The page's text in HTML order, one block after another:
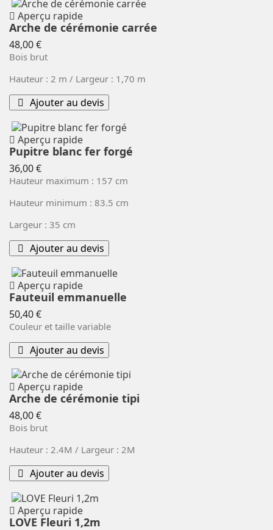
Aperçu rapide
Arche de cérémonie carrée
Prix
48,00 €
Bois brut
Hauteur : 2 m / Largeur : 1,70 m
Ajouter au devis
Aperçu rapide
Pupitre blanc fer forgé
Prix
36,00 €
Hauteur maximum : 157 cm
Hauteur minimum : 83.5 cm
Largeur : 35 cm
Ajouter au devis
Aperçu rapide
Fauteuil emmanuelle
Prix
50,40 €
Couleur et taille variable
Ajouter au devis
Aperçu rapide
Arche de cérémonie tipi
Prix
48,00 €
Bois brut
Hauteur : 2.4M / Largeur : 2M
Ajouter au devis
Aperçu rapide
LOVE Fleuri 1,2m